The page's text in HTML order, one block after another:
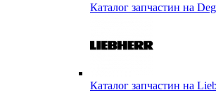
Каталог запчастин на
Каталог запчастин на